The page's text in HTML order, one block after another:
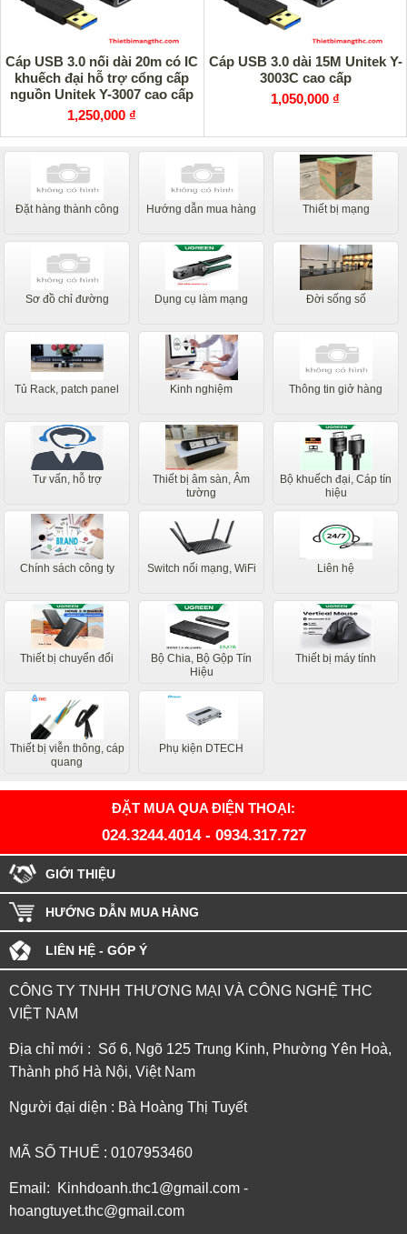
Cáp USB 3.0 nối dài 20m có IC
khuếch đại hỗ trợ cổng cấp
nguồn Unitek Y-3007 cao cấp
1,250,000 ₫
Cáp USB 3.0 dài 15M Unitek Y-
3003C cao cấp
1,050,000 ₫
Đặt hàng thành công Hướng dẫn mua hàng Thiết bị mạng
Sơ đồ chỉ đường Dụng cụ làm mạng Đời sống số
Tủ Rack, patch panel Kinh nghiệm Thông tin giở hàng
Tư vấn, hỗ trợ
Thiết bị âm sàn, Âm
tường
Bộ khuếch đại, Cáp tín
hiệu
Chính sách công ty Switch nối mạng, WiFi Liên hệ
Thiết bị chuyển đổi
Bộ Chia, Bộ Gộp Tín
Hiệu
Thiết bị máy tính
Thiết bị viễn thông, cáp
quang
Phụ kiện DTECH
ĐẶT MUA QUA ĐIỆN THOẠI:
024.3244.4014- 0934.317.727
GIỚI THIỆU
HƯỚNG DẪN MUA HÀNG
LIÊN HỆ - GÓP Ý
CÔNG TY TNHH THƯƠNG MẠI VÀ CÔNG NGHỆ THC
VIỆT NAM
Địa chỉ mới : Số 6, Ngõ 125 Trung Kinh, Phường Yên Hoà,
Thành phố Hà Nội, Việt Nam
Người đại diện : Bà Hoàng Thị Tuyết
MÃ SỐ THUẾ : 0107953460
Email: Kinhdoanh.thc1@gmail.com -
hoangtuyet.thc@gmail.com